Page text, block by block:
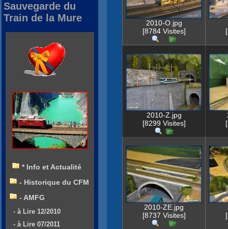
2010-O.jpg
[8784 Visites]
2010-Z.jpg
[8299 Visites]
2010-ZE.jpg
[8737 Visites]
Sauvegarde du
Train de la Mure
* Info et Actualité
- Historique du CFM
- AMFG
- à Lire 12/2010
- à Lire 07/2011